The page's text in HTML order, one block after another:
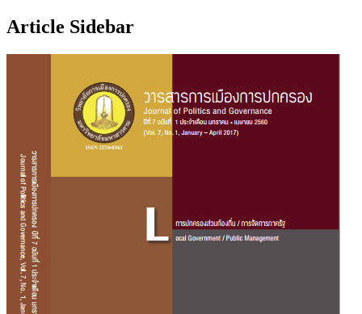
Article Sidebar